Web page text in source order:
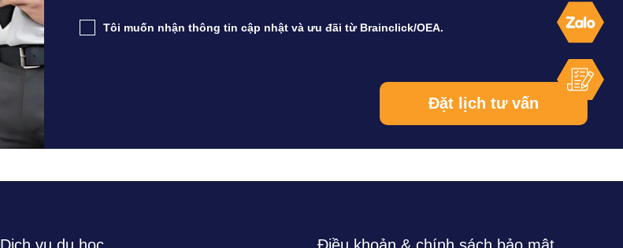
Tôi muốn nhận thông tin cập nhật và ưu đãi từ Brainclick/OEA.